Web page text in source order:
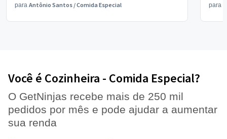
para Antônio Santos /Comida Especial para
Você é Cozinheira - Comida Especial?
O GetNinjas recebe mais de 250 mil
pedidos por mês e pode ajudar a aumentar
sua renda